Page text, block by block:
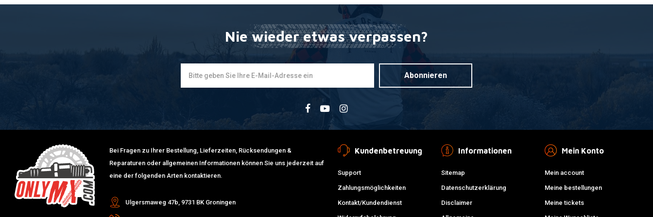
Zum Warenkorb hinzufügen
MOOSE RACING
Pro Fußrasten KTM
€99,95
Nie wieder etwas verpassen?
Abonnieren
Bei Fragen zu Ihrer Bestellung, Lieferzeiten, Rücksendungen &
Reparaturen oder allgemeinen Informationen können Sie uns jederzeit auf
eine der folgenden Arten kontaktieren.
Ulgersmaweg 47b, 9731 BK Groningen
Kundenbetreuung
Support
Zahlungsmöglichkeiten
Kontakt/Kundendienst
Informationen
Sitemap
Datenschutzerklärung
Disclaimer
Mein Konto
Mein account
Meine bestellungen
Meine tickets